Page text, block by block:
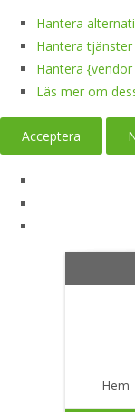
Hantera
Hantera tjänster
Hantera
Läs mer om
Acceptera
Hem